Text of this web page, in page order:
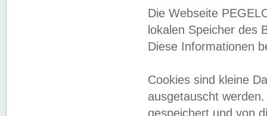
Die Webseite
lokalen Speicher des
Diese Informationen
Cookies sind kleine
ausgetauscht
gespeichert und von